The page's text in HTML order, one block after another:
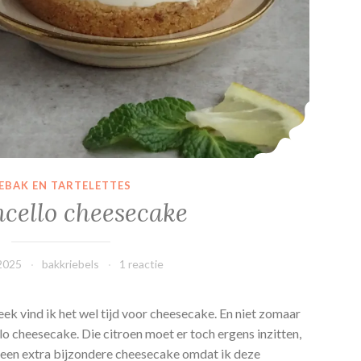
EN TARTELETTES
cheesecake
bakkriebels 1 reactie
vind ik het wel tijd voor cheesecake. En niet zomaar
cheesecake. Die citroen moet er toch ergens inzitten,
extra bijzondere cheesecake omdat ik deze